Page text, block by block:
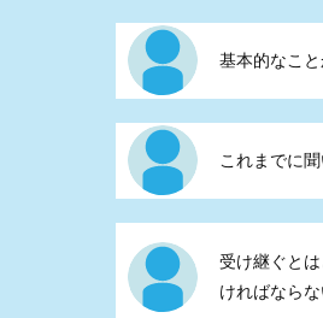
基本的なこ
これまでに
受け継ぐと
ければなら